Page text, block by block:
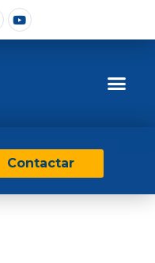
Contactar